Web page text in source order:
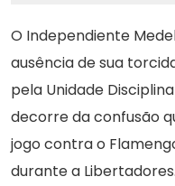
O Independiente
ausência de sua
pela Unidade
decorre da confusão
jogo contra o
durante a